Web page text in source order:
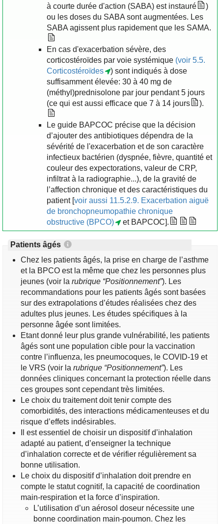
à courte durée d'action (SABA) est instauré
)
ou les doses du SABA sont augmentées. Les
SABA agissent plus rapidement que les SAMA.
En cas d'exacerbation sévère, des
corticostéroïdes par voie systémique (voir 5.5.
Corticostéroïdes
) sont indiqués à dose
suffisamment élevée: 30 à 40 mg de
(méthyl)prednisolone par jour pendant 5 jours
(ce qui est aussi efficace que 7 à 14 jours
).
Le guide BAPCOC précise que la décision
d’ajouter des antibiotiques dépendra de la
sévérité de l'exacerbation et de son caractère
infectieux bactérien (dyspnée, fièvre, quantité et
couleur des expectorations, valeur de CRP,
infiltrat à la radiographie...), de la gravité de
l’affection chronique et des caractéristiques du
patient [voir aussi 11.5.2.9. Exacerbation aiguë
de bronchopneumopathie chronique
obstructive (BPCO)
et BAPCOC].
Patients âgés
Chez les patients âgés, la prise en charge de l’asthme
et la BPCO est la même que chez les personnes plus
jeunes (voir larubrique “Positionnement”). Les
recommandations pour les patients âgés sont basées
sur des extrapolations d’études réalisées chez des
adultes plus jeunes. Les études spécifiques à la
personne âgée sont limitées.
Etant donné leur plus grande vulnérabilité, les patients
âgés sont une population cible pour la vaccination
contre l’influenza, les pneumocoques, le COVID-19 et
le VRS (voir larubrique “Positionnement”). Les
données cliniques concernant la protection réelle dans
ces groupes sont cependant très limitées.
Le choix du traitement doit tenir compte des
comorbidités, des interactions médicamenteuses et du
risque d’effets indésirables.
Il est essentiel de choisir un dispositif d’inhalation
adapté au patient, d’enseigner la technique
d’inhalation correcte et de vérifier régulièrement sa
bonne utilisation.
Le choix du dispositif d’inhalation doit prendre en
compte le statut cognitif, la capacité de coordination
main-respiration et la force d’inspiration.
L’utilisation d’un aérosol doseur nécessite une
bonne coordination main-poumon. Chez les